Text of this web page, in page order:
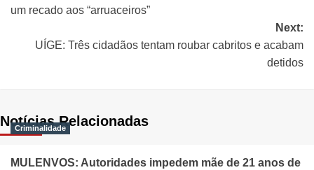
um recado aos “arruaceiros”
Next:
UÍGE: Três cidadãos tentam roubar cabritos e acabam
detidos
Notícias Relacionadas
Criminalidade
MULENVOS: Autoridades impedem mãe de 21 anos de